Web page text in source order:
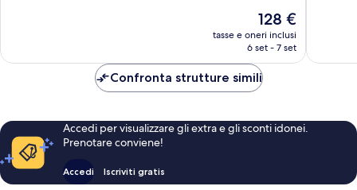
Il
prezzo
attuale
128 €
128 €
tasse e oneri inclusi
6 set - 7 set
Confronta strutture simili
Accedi per visualizzare gli extra e gli sconti idonei.
Prenotare conviene!
Accedi Iscriviti gratis